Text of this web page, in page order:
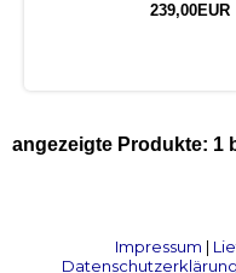
239,00EUR
angezeigte Produkte: 1
Impressum |
Datenschutzerklärung